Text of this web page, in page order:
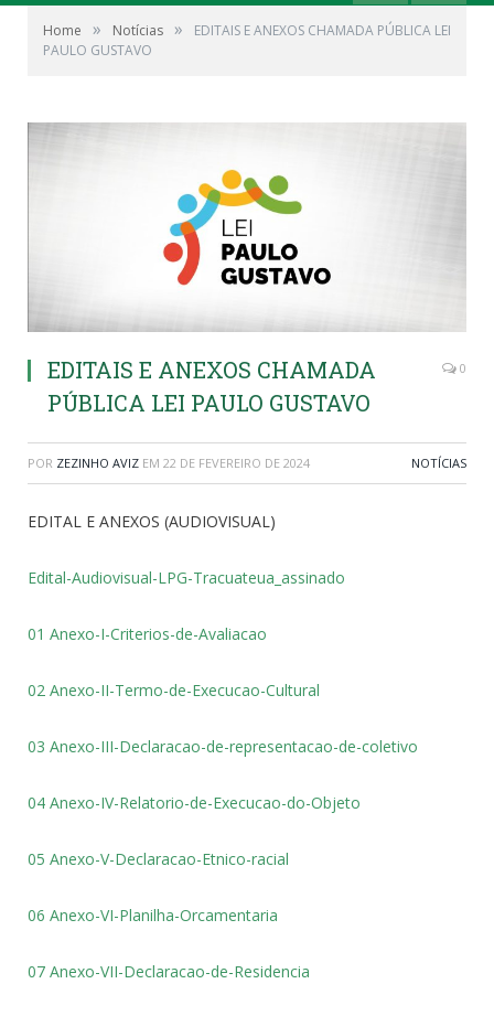
Home » Notícias »
EDITAIS E ANEXOS CHAMADA PÚBLICA LEI
PAULO GUSTAVO
EDITAIS E ANEXOS CHAMADA
PÚBLICA LEI PAULO GUSTAVO
0
POR ZEZINHO AVIZ EM 22 DE FEVEREIRO DE 2024 NOTÍCIAS
EDITAL E ANEXOS (AUDIOVISUAL)
Edital-Audiovisual-LPG-Tracuateua_assinado
01 Anexo-I-Criterios-de-Avaliacao
02 Anexo-II-Termo-de-Execucao-Cultural
03 Anexo-III-Declaracao-de-representacao-de-coletivo
04 Anexo-IV-Relatorio-de-Execucao-do-Objeto
05 Anexo-V-Declaracao-Etnico-racial
06 Anexo-VI-Planilha-Orcamentaria
07 Anexo-VII-Declaracao-de-Residencia